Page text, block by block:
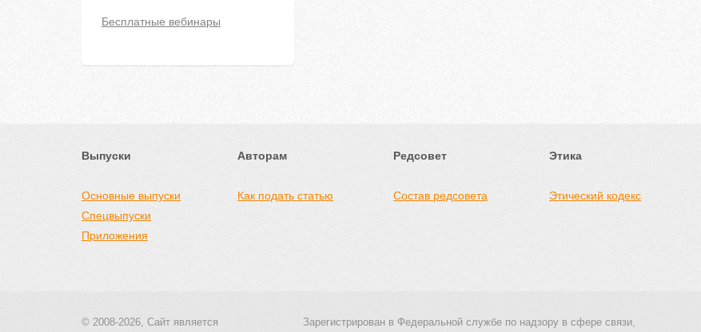
Бесплатные вебинары
Выпуски
Основные выпуски
Спецвыпуски
Приложения
Авторам
Как подать статью
Редсовет
Состав редсовета
Этика
Этический кодекс
© 2008-2026, Сайт является
Зарегистрирован в Федеральной службе по надзору в сфере связи,